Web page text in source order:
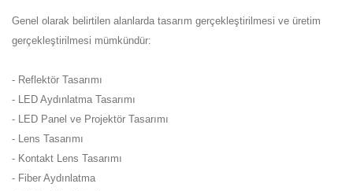
Genel olarak belirtilen alanlarda tasarım gerçekleştirilmesi ve üretim
gerçekleştirilmesi mümkündür:
- Reflektör Tasarımı
- LED Aydınlatma Tasarımı
- LED Panel ve Projektör Tasarımı
- Lens Tasarımı
- Kontakt Lens Tasarımı
- Fiber Aydınlatma